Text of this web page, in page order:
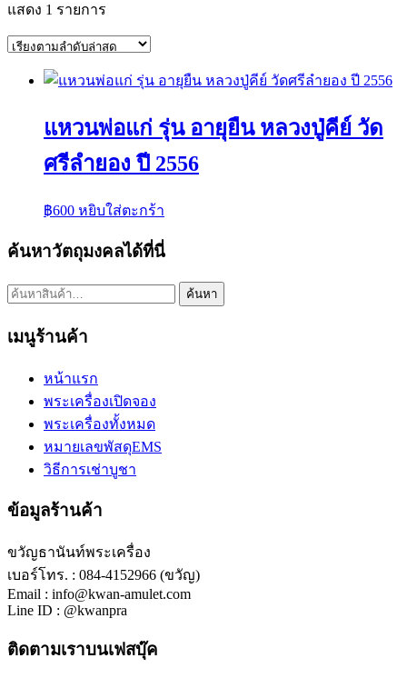
แสดง 1 รายการ
แหวนพ่อแก่ รุ่น อายุยืน หลวงปู่คีย์ วัด
ศรีลำยอง ปี 2556
฿600 หยิบใส่ตะกร้า
ค้นหาวัตถุมงคลได้ที่นี่
ค้นหา: ค้นหา
เมนูร้านค้า
หน้าแรก
พระเครื่องเปิดจอง
พระเครื่องทั้งหมด
หมายเลขพัสดุEMS
วิธีการเช่าบูชา
ข้อมูลร้านค้า
ขวัญธานันท์พระเครื่อง
เบอร์โทร. : 084-4152966 (ขวัญ)
Email : info@kwan-amulet.com
Line ID : @kwanpra
ติดตามเราบนเฟสบุ๊ค